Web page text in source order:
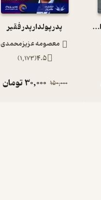
چگونه اعتماد به نفس داشته باشیم ؟ پدر پولدار پدر فقیر
معصومه عزیزمحمدی
4.5
(
1,173
)
150,000
30,000تومان